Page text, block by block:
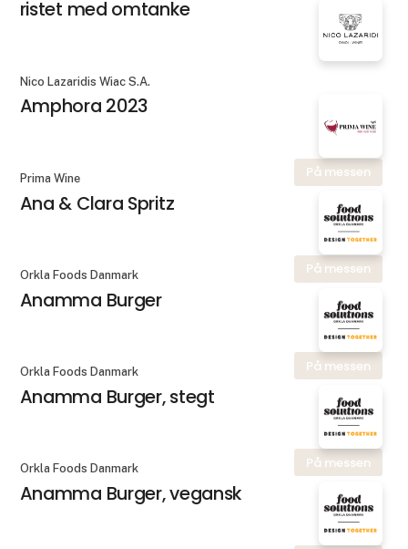
ristet med omtanke
Nico Lazaridis Wiac S.A.
Amphora 2023
På messen
Prima Wine
Ana & Clara Spritz
På messen
Orkla Foods Danmark
Anamma Burger
På messen
Orkla Foods Danmark
Anamma Burger, stegt
På messen
Orkla Foods Danmark
Anamma Burger, vegansk